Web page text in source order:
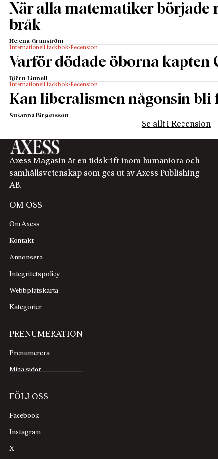
När alla matematiker började
bråk
Helena Granström
Internationell fackbok Recension
Varför dödade öborna kapten
Björn Linnell
Internationell fackbok Recension
Kan liberalismen någonsin bli
Susanna Birgersson
Se allt i Recension
Axess Magasin är en tidskrift inom humaniora och
samhällsvetenskap som ges ut av Axess Publishing
AB.
OM OSS
Om Axess
Kontakt
Annonsera
Integritetspolicy
Webbplatskarta
Kategorier
PRENUMERATION
Prenumerera
Mina sidor
FÖLJ OSS
Facebook
Instagram
X